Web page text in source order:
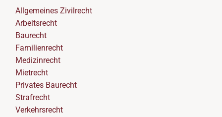
Allgemeines Zivilrecht
Arbeitsrecht
Baurecht
Familienrecht
Medizinrecht
Mietrecht
Privates Baurecht
Strafrecht
Verkehrsrecht